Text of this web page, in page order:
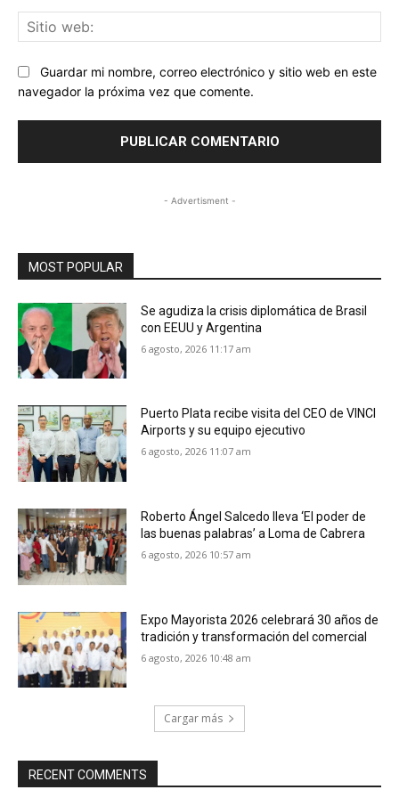
Guardar mi nombre, correo electrónico y sitio web en este
navegador la próxima vez que comente.
- Advertisment -
MOST POPULAR
Se agudiza la crisis diplomática de Brasil
con EEUU y Argentina
6 agosto, 2026 11:17 am
Puerto Plata recibe visita del CEO de VINCI
Airports y su equipo ejecutivo
6 agosto, 2026 11:07 am
Roberto Ángel Salcedo lleva ‘El poder de
las buenas palabras’ a Loma de Cabrera
6 agosto, 2026 10:57 am
Expo Mayorista 2026 celebrará 30 años de
tradición y transformación del comercial
6 agosto, 2026 10:48 am
Cargar más
RECENT COMMENTS